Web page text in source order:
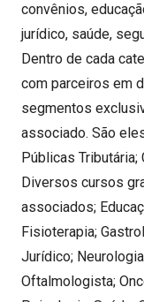
convênios,
jurídico, saúde,
Dentro de cada
com parceiros em
segmentos
associado. São
Públicas
Diversos cursos
associados;
Fisioterapia;
Jurídico;
Oftalmologista;